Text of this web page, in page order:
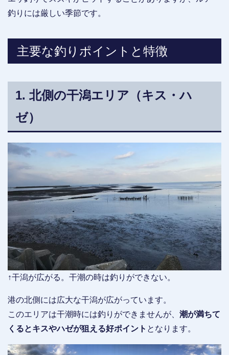
釣りには厳しい季節です。
主要な釣りポイントと特徴
1. 北側の干潟エリア（キス・ハ
ゼ）
↑干潟が広がる。干潮の時は釣りができない。
港の北側には広大な干潟が広がっています。
このエリアは干潮時には釣りができませんが、 潮が満ちて
くるとキスやハゼが狙える好ポイント となります。